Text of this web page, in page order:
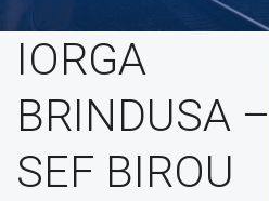
IORGA
BRINDUSA –
SEF BIROU